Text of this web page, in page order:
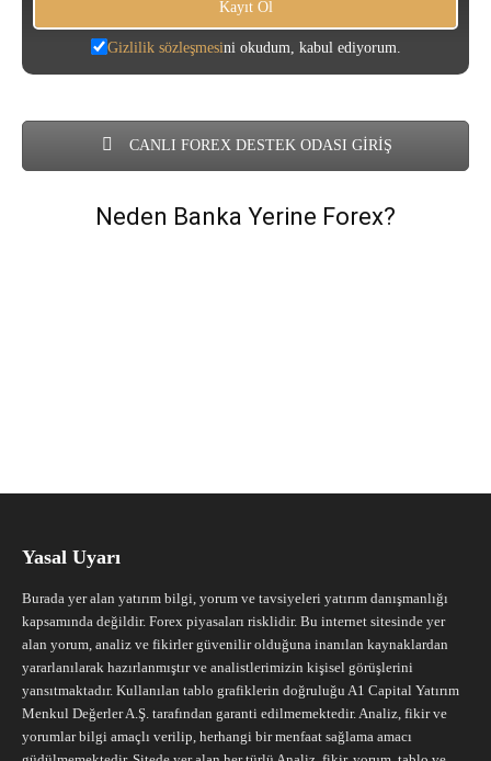
Gizlilik sözleşmesini okudum, kabul ediyorum.
CANLI FOREX DESTEK ODASI GİRİŞ
Neden Banka Yerine Forex?
Yasal Uyarı
Burada yer alan yatırım bilgi, yorum ve tavsiyeleri yatırım danışmanlığı
kapsamında değildir. Forex piyasaları risklidir. Bu internet sitesinde yer
alan yorum, analiz ve fikirler güvenilir olduğuna inanılan kaynaklardan
yararlanılarak hazırlanmıştır ve analistlerimizin kişisel görüşlerini
yansıtmaktadır. Kullanılan tablo grafiklerin doğruluğu A1 Capital Yatırım
Menkul Değerler A.Ş. tarafından garanti edilmemektedir. Analiz, fikir ve
yorumlar bilgi amaçlı verilip, herhangi bir menfaat sağlama amacı